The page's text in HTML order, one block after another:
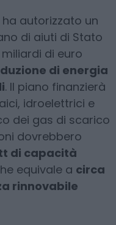
autorizzato un
di aiuti di Stato
di euro
di energia
. Il piano finanzierà
idroelettrici e
dei gas di scarico
dovrebbero
di capacità
equivale a circa
rinnovabile